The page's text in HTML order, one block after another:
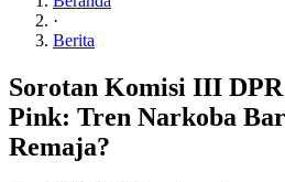
·
Berita
Sorotan Komisi III
Pink: Tren Narkoba
Remaja?